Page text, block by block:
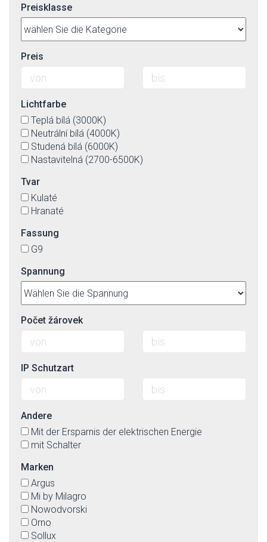
Preisklasse
Preis
Lichtfarbe
Teplá bílá (3000K)
Neutrální bílá (4000K)
Studená bílá (6000K)
Nastavitelná (2700-6500K)
Tvar
Kulaté
Hranaté
Fassung
G9
Spannung
Počet žárovek
IP Schutzart
Andere
Mit der Ersparnis der elektrischen Energie
mit Schalter
Marken
Argus
Mi by Milagro
Nowodvorski
Orno
Sollux